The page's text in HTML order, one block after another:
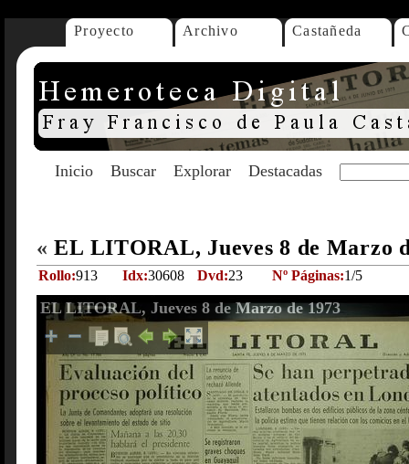
Proyecto Archivo Castañeda
Inicio Buscar Explorar Destacadas
« EL LITORAL, Jueves 8 de Marzo
Rollo:913 Idx:30608 Dvd:23 Nº Páginas:1/5
EL LITORAL, Jueves 8 de Marzo de 1973